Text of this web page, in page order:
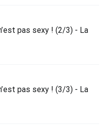
pas sexy ! (2/3) - La
pas sexy ! (3/3) - La